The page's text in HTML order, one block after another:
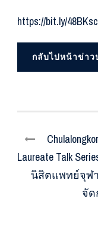
https://bit.ly/
กลับไปหน้าข่า
Laureate Talk
นิสิตแพทย์จุฬ
จัด